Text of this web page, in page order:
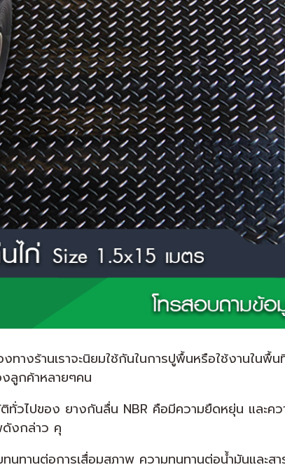
ทางร้านเราจะนิยมใช้กันในการปูพื้นหรือใช้งานในพื้
ลูกค้าหลายๆคน
ไปของ ยางกันลื่น NBR คือมีความยืดหยุ่น และคว
ดังกล่าว คุ
ทานต่อการเสื่อมสภาพ ความทนทานต่อน้ำมันและส